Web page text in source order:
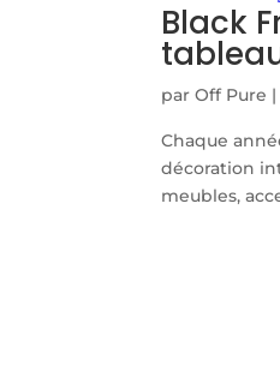
Black
parOff Pure
Chaque
décoration
meubles,